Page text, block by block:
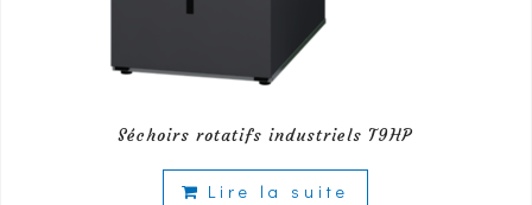
Séchoirs rotatifs industriels T9HP
Lire la suite